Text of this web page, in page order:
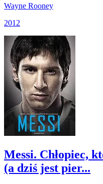
Wayne Rooney
2012
Messi. Chłopiec,
(a dziś jest pier...